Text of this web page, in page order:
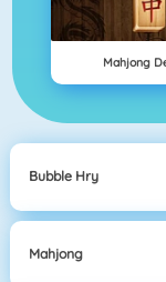
Mahjong
Bubble Hry
Mahjong